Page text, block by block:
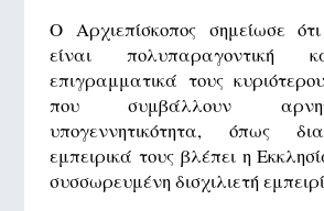
Ο Αρχιεπίσκοπος σημείωσε
είναι πολυπαραγοντική
επιγραμματικά τους
που συμβάλλουν
υπογεννητικότητα, όπως
εμπειρικά τους βλέπει η
συσσωρευμένη δισχιλιετή